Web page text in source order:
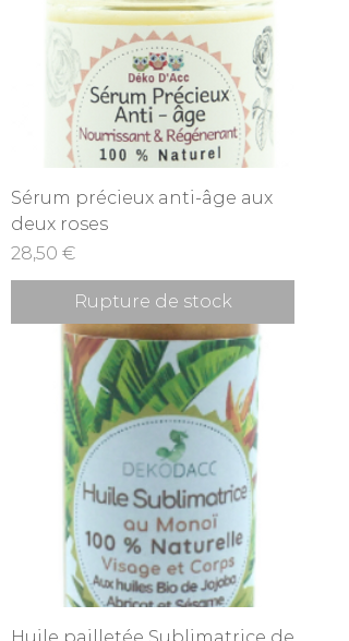
Sérum précieux anti-âge aux
deux roses
Prix
28,50 €
Rupture de stock
Huile pailletée Sublimatrice de